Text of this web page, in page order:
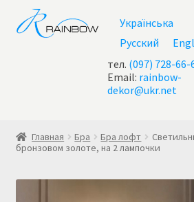
Перейти
к
навигации
Перейти
к
содержимому
Українська
Русский
тел. (097) 728-66-
Email: rainbow-
dekor@ukr.net
Главная Бра Бра лофт
бронзовом золоте, на 2 лампочки